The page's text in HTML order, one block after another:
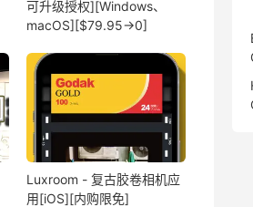
可升级授权][Windows、
macOS][$79.95→0]
Luxroom - 复古胶卷相机应
用[iOS][内购限免]